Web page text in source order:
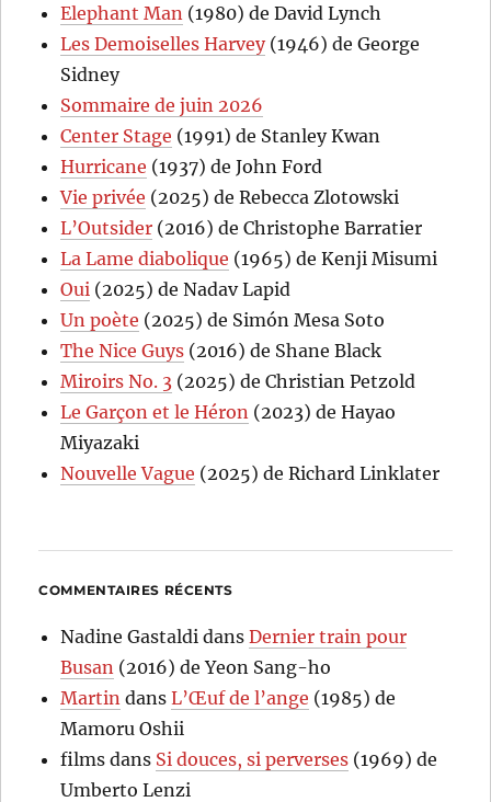
Elephant Man (1980) de David Lynch
Les Demoiselles Harvey(1946) de George
Sidney
Sommaire de juin 2026
Center Stage (1991) de Stanley Kwan
Hurricane (1937) de John Ford
Vie privée (2025) de Rebecca Zlotowski
L’Outsider (2016) de Christophe Barratier
La Lame diabolique (1965) de Kenji Misumi
Oui (2025) de Nadav Lapid
Un poète (2025) de Simón Mesa Soto
The Nice Guys (2016) de Shane Black
Miroirs No. 3 (2025) de Christian Petzold
Le Garçon et le Héron (2023) de Hayao
Miyazaki
Nouvelle Vague (2025) de Richard Linklater
COMMENTAIRES RÉCENTS
Nadine Gastaldi dansDernier train pour
Busan (2016) de Yeon Sang-ho
Martin dansL’Œuf de l’ange (1985) de
Mamoru Oshii
films dans Si douces, si perverses (1969) de
Umberto Lenzi